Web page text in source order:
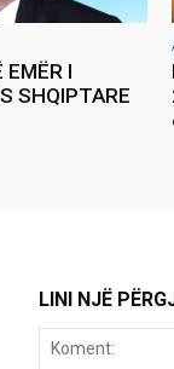
I
SHQIPTARE
LINI NJË